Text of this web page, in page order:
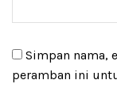
Simpan nama,
peramban ini